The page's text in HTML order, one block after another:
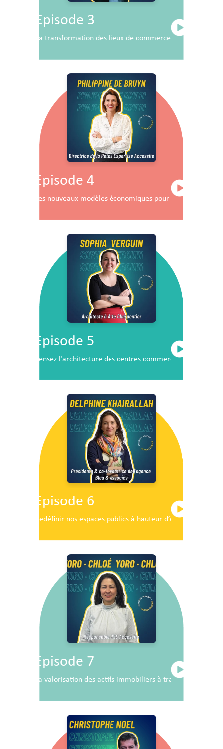
Episode 3
La transformation des lieux de commerce
Episode 4
Les nouveaux modèles économiques pour les centres
Episode 5
Pensez l’architecture des centres commerciaux de demain
Episode 6
Redéfinir nos espaces publics à hauteur d’enfants
Episode 7
La valorisation des actifs immobiliers à travers la RSE